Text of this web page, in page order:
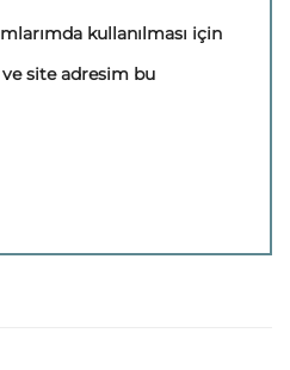
kullanılması için
site adresim bu